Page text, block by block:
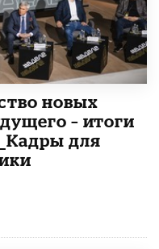
новых
– итоги
для